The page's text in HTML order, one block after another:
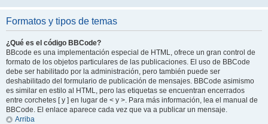
Formatos y tipos de temas
¿Qué es el código BBCode?
BBcode es una implementación especial de HTML, ofrece un gran control de
formato de los objetos particulares de las publicaciones. El uso de BBCode
debe ser habilitado por la administración, pero también puede ser
deshabilitado del formulario de publicación de mensajes. BBCode asimismo
es similar en estilo al HTML, pero las etiquetas se encuentran encerrados
entre corchetes [ y ] en lugar de < y >. Para más información, lea el manual de
BBCode. El enlace aparece cada vez que va a publicar un mensaje.
Arriba